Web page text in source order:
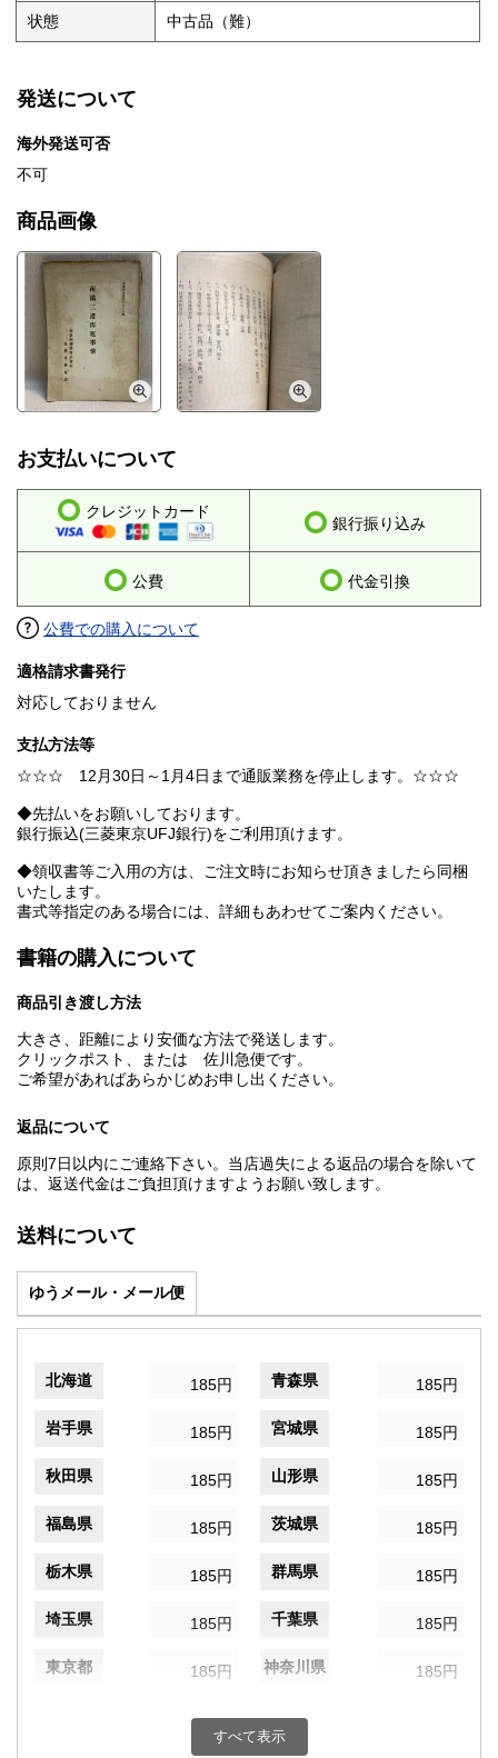
状態 中古品（難）
発送について
海外発送可否
不可
商品画像
お支払いについて
クレジットカード
銀行振り込み
公費 代金引換
公費での購入について
適格請求書発行
対応しておりません
支払方法等
☆☆☆ 12月30日～1月4日まで通販業務を停止します。☆☆☆
◆先払いをお願いしております。
銀行振込(三菱東京UFJ銀行)をご利用頂けます。
◆領収書等ご入用の方は、ご注文時にお知らせ頂きましたら同梱
いたします。
書式等指定のある場合には、詳細もあわせてご案内ください。
書籍の購入について
商品引き渡し方法
大きさ、距離により安価な方法で発送します。
クリックポスト、または 佐川急便です。
ご希望があればあらかじめお申し出ください。
返品について
原則7日以内にご連絡下さい。当店過失による返品の場合を除いて
は、返送代金はご負担頂けますようお願い致します。
送料について
ゆうメール・メール便
北海道 185円 青森県 185円
岩手県 185円 宮城県 185円
秋田県 185円 山形県 185円
福島県 185円 茨城県 185円
栃木県 185円 群馬県 185円
埼玉県 185円 千葉県 185円
東京都 185円 神奈川県 185円
185円 富山県
すべて表示